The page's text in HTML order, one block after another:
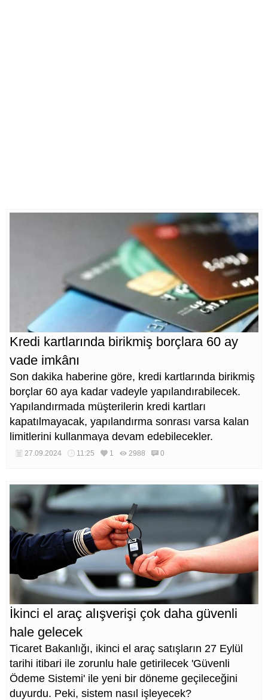
Kredi kartlarında birikmiş borçlara 60 ay
vade imkânı
Son dakika haberine göre, kredi kartlarında birikmiş
borçlar 60 aya kadar vadeyle yapılandırabilecek.
Yapılandırmada müşterilerin kredi kartları
kapatılmayacak, yapılandırma sonrası varsa kalan
limitlerini kullanmaya devam edebilecekler.
27.09.2024 11:25 1 2988 0
İkinci el araç alışverişi çok daha güvenli
hale gelecek
Ticaret Bakanlığı, ikinci el araç satışların 27 Eylül
tarihi itibari ile zorunlu hale getirilecek 'Güvenli
Ödeme Sistemi' ile yeni bir döneme geçileceğini
duyurdu. Peki, sistem nasıl işleyecek?